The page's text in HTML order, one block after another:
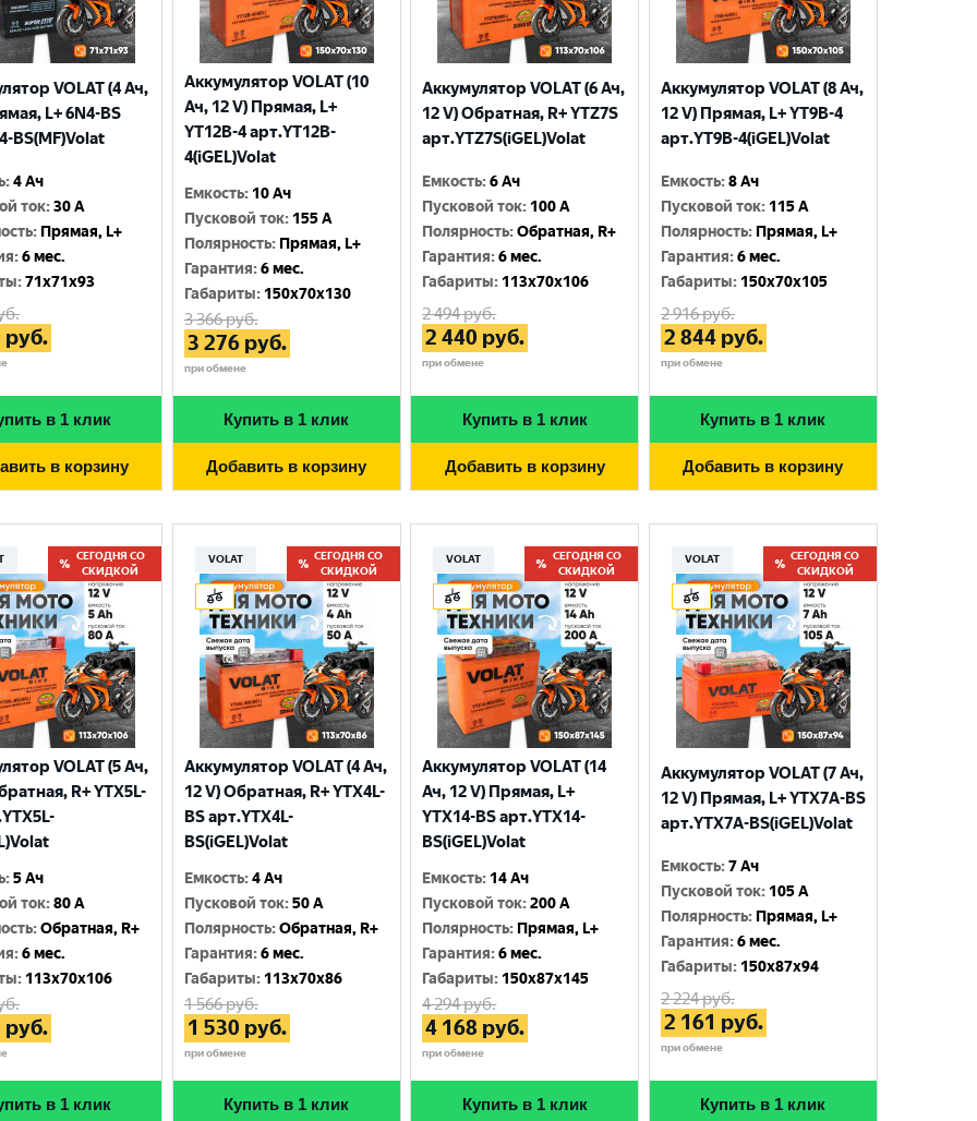
VOLAT (4 Ач,
L+ 6N4-BS
BS(MF)Volat
:4 Ач
ток:30 A
: Прямая, L+
:6 мес.
:71x71x93
руб.
в 1 клик
в корзину
Аккумулятор VOLAT (10
Ач, 12 V) Прямая, L+
YT12B-4 арт.YT12B-
4(iGEL)Volat
Емкость: 10 Ач
Пусковой ток: 155 A
Полярность: Прямая, L+
Гарантия:6 мес.
Габариты: 150x70x130
3 366руб.
3 276руб.
при обмене
Купить в 1 клик
Добавить в корзину
Аккумулятор VOLAT (6 Ач,
12 V) Обратная, R+ YTZ7S
арт.YTZ7S(iGEL)Volat
Емкость:6 Ач
Пусковой ток: 100 A
Полярность:Обратная, R+
Гарантия:6 мес.
Габариты: 113x70x106
2 494руб.
2 440 руб.
при обмене
Купить в 1 клик
Добавить в корзину
Аккумулятор VOLAT (8 Ач,
12 V) Прямая, L+ YT9B-4
арт.YT9B-4(iGEL)Volat
Емкость:8 Ач
Пусковой ток: 115 A
Полярность: Прямая, L+
Гарантия:6 мес.
Габариты: 150x70x105
2 916руб.
2 844руб.
при обмене
Купить в 1 клик
Добавить в корзину
СЕГОДНЯ СО
СКИДКОЙ
VOLAT (5 Ач,
R+ YTX5L-
:5 Ач
ток:80 A
:Обратная, R+
:6 мес.
: 113x70x106
руб.
в 1 клик
VOLAT
СЕГОДНЯ СО
СКИДКОЙ
Аккумулятор VOLAT (4 Ач,
12 V) Обратная, R+ YTX4L-
BS арт.YTX4L-
BS(iGEL)Volat
Емкость:4 Ач
Пусковой ток:50 A
Полярность:Обратная, R+
Гарантия:6 мес.
Габариты: 113x70x86
1 566руб.
1 530 руб.
при обмене
Купить в 1 клик
VOLAT
СЕГОДНЯ СО
СКИДКОЙ
Аккумулятор VOLAT (14
Ач, 12 V) Прямая, L+
YTX14-BS арт.YTX14-
BS(iGEL)Volat
Емкость: 14 Ач
Пусковой ток:200 A
Полярность: Прямая, L+
Гарантия:6 мес.
Габариты: 150x87x145
4 294руб.
4 168 руб.
при обмене
Купить в 1 клик
VOLAT
СЕГОДНЯ СО
СКИДКОЙ
Аккумулятор VOLAT (7 Ач,
12 V) Прямая, L+ YTX7A-BS
арт.YTX7A-BS(iGEL)Volat
Емкость:7 Ач
Пусковой ток: 105 A
Полярность: Прямая, L+
Гарантия:6 мес.
Габариты: 150x87x94
2 224руб.
2 161 руб.
при обмене
Купить в 1 клик
Выберите ваш город
Великий Новгород
Москва
Санкт-Петербург
Смоленск